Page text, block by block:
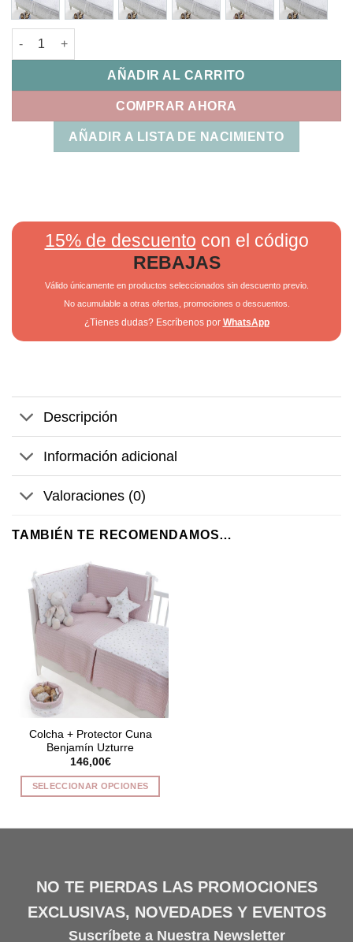
Colcha y Protector Maxicuna Clea Uzturre cantidad
AÑADIR AL CARRITO
COMPRAR AHORA
AÑADIR A LISTA DE NACIMIENTO
15% de descuento con el código
REBAJAS
Válido únicamente en productos seleccionados sin descuento previo.
No acumulable a otras ofertas, promociones o descuentos.
¿Tienes dudas? Escríbenos por WhatsApp
Descripción
Información adicional
Valoraciones (0)
TAMBIÉN TE RECOMENDAMOS…
Colcha + Protector Cuna
Benjamín Uzturre
146,00€
SELECCIONAR OPCIONES
Las
opciones
se
pueden
NO TE PIERDAS LAS PROMOCIONES
EXCLUSIVAS, NOVEDADES Y EVENTOS
Suscríbete a Nuestra Newsletter